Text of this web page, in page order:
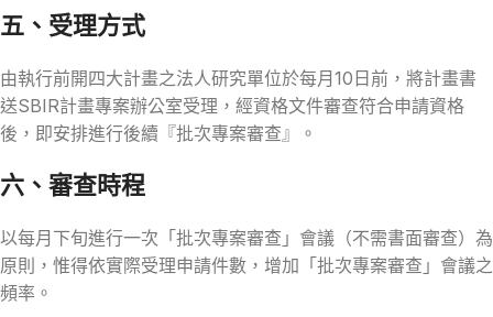
五、受理方式
由執行前開四大計畫之法人研究單位於每月10日前，將計畫書
送SBIR計畫專案辦公室受理，經資格文件審查符合申請資格
後，即安排進行後續『批次專案審查』。
六、審查時程
以每月下旬進行一次「批次專案審查」會議（不需書面審查）為
原則，惟得依實際受理申請件數，增加「批次專案審查」會議之
頻率。